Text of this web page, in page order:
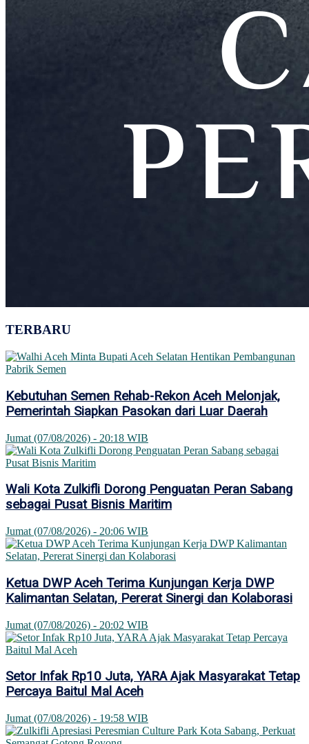
TERBARU
Kebutuhan Semen Rehab-Rekon Aceh Melonjak,
Pemerintah Siapkan Pasokan dari Luar Daerah
Jumat (07/08/2026) - 20:18 WIB
Wali Kota Zulkifli Dorong Penguatan Peran Sabang
sebagai Pusat Bisnis Maritim
Jumat (07/08/2026) - 20:06 WIB
Ketua DWP Aceh Terima Kunjungan Kerja DWP
Kalimantan Selatan, Pererat Sinergi dan Kolaborasi
Jumat (07/08/2026) - 20:02 WIB
Setor Infak Rp10 Juta, YARA Ajak Masyarakat Tetap
Percaya Baitul Mal Aceh
Jumat (07/08/2026) - 19:58 WIB